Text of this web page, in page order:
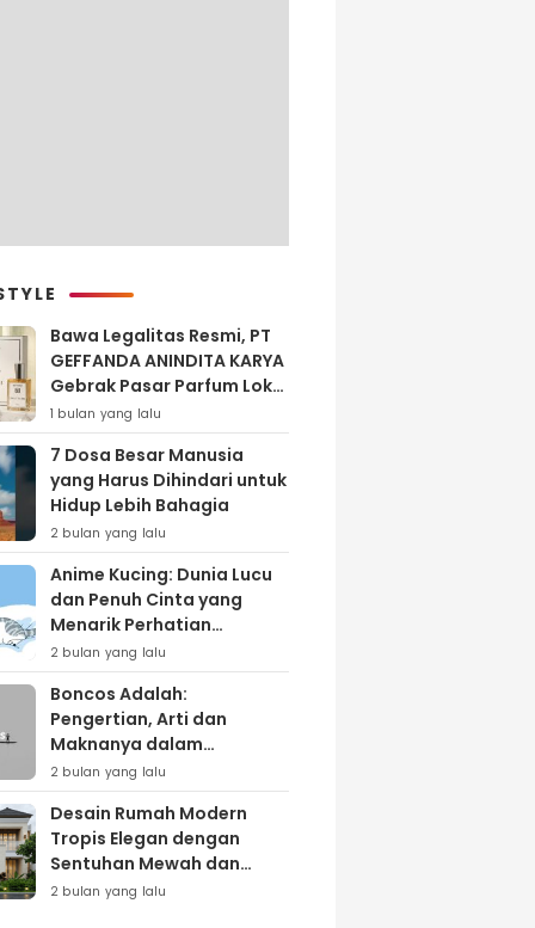
Bawa Legalitas Resmi, PT
GEFFANDA ANINDITA KARYA
Gebrak Pasar Parfum Lokal
Lewat Varian ‘Daily Bliss’
1 bulan yang lalu
7 Dosa Besar Manusia
yang Harus Dihindari untuk
Hidup Lebih Bahagia
2 bulan yang lalu
Anime Kucing: Dunia Lucu
dan Penuh Cinta yang
Menarik Perhatian
Penggemar
2 bulan yang lalu
Boncos Adalah:
Pengertian, Arti dan
Maknanya dalam
Kehidupan Sehari-hari
2 bulan yang lalu
Desain Rumah Modern
Tropis Elegan dengan
Sentuhan Mewah dan
Natural
2 bulan yang lalu